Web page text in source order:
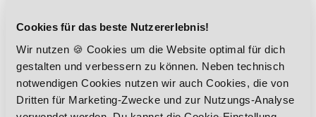
Cookies für das beste Nutzererlebnis!
Wir nutzen 🍪 Cookies um die Website optimal für dich
gestalten und verbessern zu können. Neben technisch
notwendigen Cookies nutzen wir auch Cookies, die von
Dritten für Marketing-Zwecke und zur Nutzungs-Analyse